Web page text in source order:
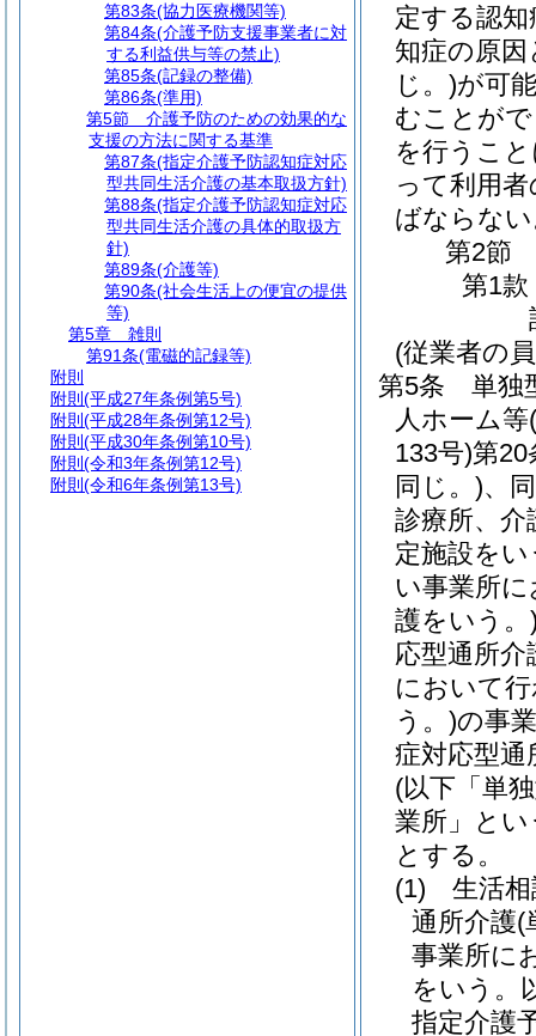
定する認
知症の原
じ。)が可
むことが
を行うこ
って利用
ばならな
第2節
第1款
(従業者の
第5条
単独
人ホーム等
133号)第20
同じ。)、
診療所、介
定施設を
い事業所
護をいう。
応型通所介
において
う。)の事
症対応型通
(以下「単
業所」とい
とする。
(1)
生活
通所介護(
事業所に
をいう。
指定介護
第83条(協力医療機関等)
第84条(介護予防支援事業者に対
する利益供与等の禁止)
第85条(記録の整備)
第86条(準用)
第5節
介護予防のための効果的な
支援の方法に関する基準
第87条(指定介護予防認知症対応
型共同生活介護の基本取扱方針)
第88条(指定介護予防認知症対応
型共同生活介護の具体的取扱方
針)
第89条(介護等)
第90条(社会生活上の便宜の提供
等)
第5章
雑則
第91条(電磁的記録等)
附則
附則 (平成27年条例第5号)
附則 (平成28年条例第12号)
附則 (平成30年条例第10号)
附則 (令和3年条例第12号)
附則 (令和6年条例第13号)